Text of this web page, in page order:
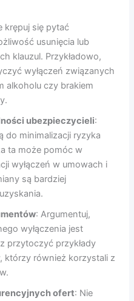
krępuj się pytać
usunięcia lub
klauzul. Przykładowo,
wyłączeń związanych
alkoholu czy brakiem
ubezpieczycieli:
do minimalizacji ryzyka
ta może pomóc w
wyłączeń w umowach i
są bardziej
: Argumentuj,
wyłączenia jest
przytoczyć przykłady
którzy również korzystali z
ofert: Nie